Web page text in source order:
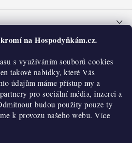
na Hospodyňkám.cz.
s využíváním souborů cookies
takové nabídky, které Vás
údajům máme přístup my a
pro sociální média, inzerci a
budou použity pouze ty
k provozu našeho webu. Více